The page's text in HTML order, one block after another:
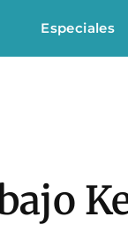
Especiales